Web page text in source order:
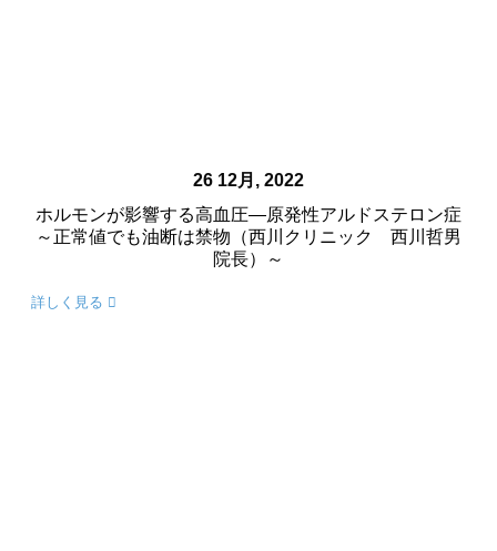
ホルモンが影響する高血圧―原発性アルドステロン症
～正常値でも油断は禁物（西川クリニック 西川哲男
院長）～
26 12月, 2022
詳しく見る